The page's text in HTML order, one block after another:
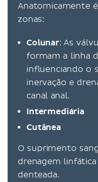
Anatomicamente
zonas:
Colunar: As
formam a linha
influenciando o
inervação e
canal anal.
Intermediária
Cutânea
O suprimento
drenagem
denteada.